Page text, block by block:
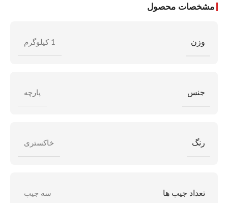
مشخصات محصول
وزن 1 کیلوگرم
جنس پارچه
رنگ خاکستری
تعداد جیب ها سه جیب